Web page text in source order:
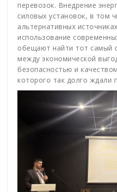
перевозок. Внедрение
силовых установок, в том
альтернативных
использование
обещают найти тот самый
между экономической
безопасностью и
которого так долго ждали